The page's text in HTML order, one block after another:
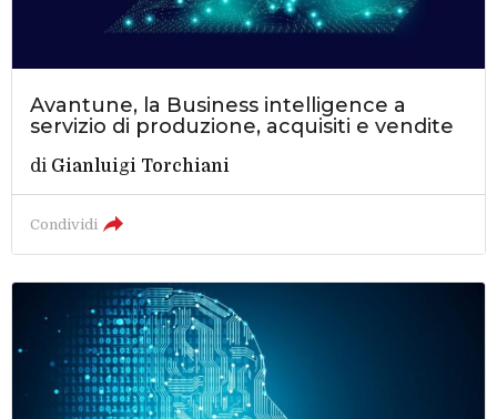
Avantune, la Business intelligence a
servizio di produzione, acquisiti e vendite
di Gianluigi Torchiani
Condividi